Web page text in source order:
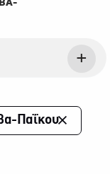
Παΐκου